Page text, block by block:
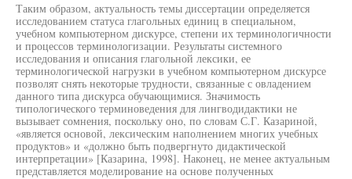
Таким образом, актуальность темы диссертации определяется
исследованием статуса глагольных единиц в специальном,
учебном компьютерном дискурсе, степени их терминологичности
и процессов терминологизации. Результаты системного
исследования и описания глагольной лексики, ее
терминологической нагрузки в учебном компьютерном дискурсе
позволят снять некоторые трудности, связанные с овладением
данного типа дискурса обучающимися. Значимость
типологического терминоведения для лингводидактики не
вызывает сомнения, поскольку оно, по словам С.Г. Казариной,
«является основой, лексическим наполнением многих учебных
продуктов» и «должно быть подвергнуто дидактической
интерпретации» [Казарина, 1998]. Наконец, не менее актуальным
представляется моделирование на основе полученных